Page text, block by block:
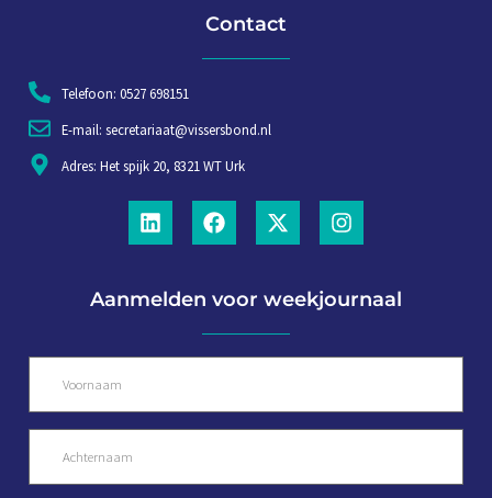
Contact
Telefoon: 0527 698151
E-mail: secretariaat@vissersbond.nl
Adres: Het spijk 20, 8321 WT Urk
Aanmelden voor weekjournaal